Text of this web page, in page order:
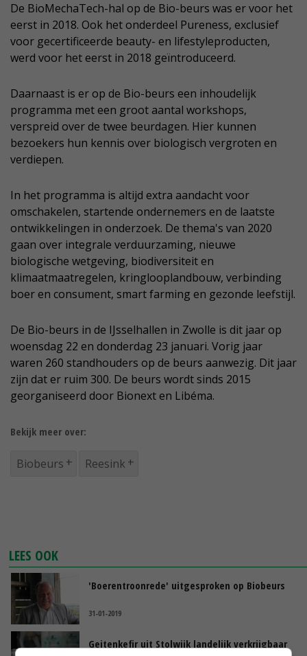
De BioMechaTech-hal op de Bio-beurs was er voor het
eerst in 2018. Ook het onderdeel Pureness, exclusief
voor gecertificeerde beauty- en lifestyleproducten,
werd voor het eerst in 2018 geïntroduceerd.
Daarnaast is er op de Bio-beurs een inhoudelijk
programma met een groot aantal workshops,
verspreid over de twee beurdagen. Hier kunnen
bezoekers hun kennis over biologisch vergroten en
verdiepen.
In het programma is altijd extra aandacht voor
omschakelen, startende ondernemers en de laatste
ontwikkelingen in onderzoek. De thema's van 2020
gaan over integrale verduurzaming, nieuwe
biologische wetgeving, biodiversiteit en
klimaatmaatregelen, kringlooplandbouw, verbinding
boer en consument, smart farming en gezonde leefstijl.
De Bio-beurs in de IJsselhallen in Zwolle is dit jaar op
woensdag 22 en donderdag 23 januari. Vorig jaar
waren 260 standhouders op de beurs aanwezig. Dit jaar
zijn dat er ruim 300. De beurs wordt sinds 2015
georganiseerd door Bionext en Libéma.
Bekijk meer over:
Biobeurs Reesink
LEES OOK
'Boerentroonrede' uitgesproken op Biobeurs
31-01-2019
Geitenkefir uit Stolwijk landelijk verkrijgbaar